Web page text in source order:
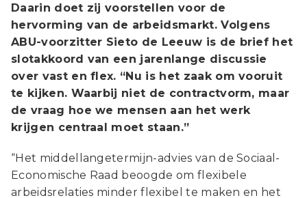
Daarin doet zij voorstellen voor de
hervorming van de arbeidsmarkt. Volgens
ABU-voorzitter Sieto de Leeuw is de brief het
slotakkoord van een jarenlange discussie
over vast en flex. “Nu is het zaak om vooruit
te kijken. Waarbij niet de contractvorm, maar
de vraag hoe we mensen aan het werk
krijgen centraal moet staan.”
“Het middellangetermijn-advies van de Sociaal-
Economische Raad beoogde om flexibele
arbeidsrelaties minder flexibel te maken en het